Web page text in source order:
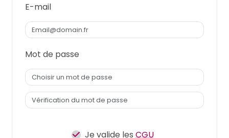
E-mail
Mot de passe
Je valide les CGU